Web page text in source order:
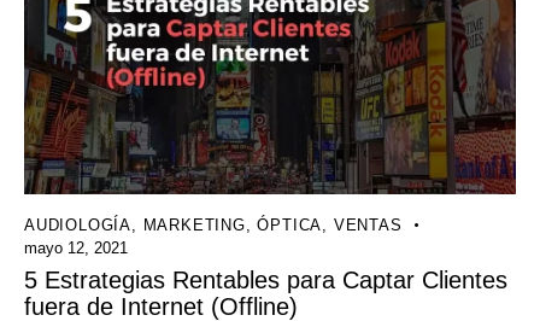
AUDIOLOGÍA MARKETING ,ÓPTICA
VENTAS
mayo 12, 2021
5 Estrategias Rentables para Captar Clientes
fuera de Internet (Offline)